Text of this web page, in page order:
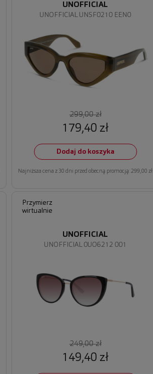
UNOFFICIAL UNSF0210 EEN0
UNOFFICIAL
299,00 zł
179,40 zł
Dodaj do koszyka
Najniższa cena z 30 dni przed obecną promocją: 299,00 zł
Przymierz
wirtualnie
UNOFFICIAL 0UO6212 001
UNOFFICIAL
249,00 zł
149,40 zł